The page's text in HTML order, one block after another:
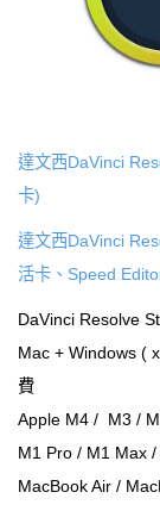
達文西DaVinci
卡)
達文西DaVinci
活卡、Speed
DaVinci Resolve
Mac + Windows (
費
Apple M4 / M3 /
M1 Pro / M1 Max
MacBook Air /